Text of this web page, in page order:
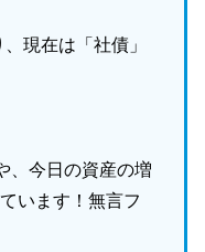
現在は「社債」
、今日の資産の増
います！無言フ